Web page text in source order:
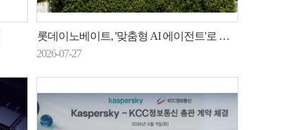
롯데이노베이트, '맞춤형 AI 에이전트'로 롯데 AX 이끈다
2026-07-27